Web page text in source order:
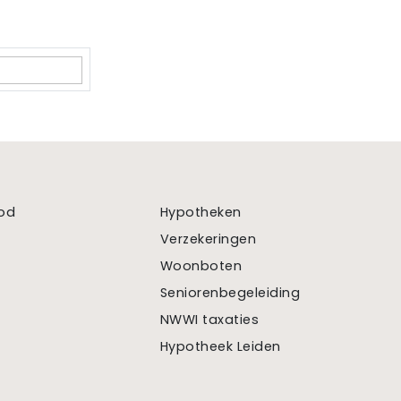
Hypotheken
Verzekeringen
Woonboten
Seniorenbegeleiding
NWWI taxaties
Hypotheek Leiden